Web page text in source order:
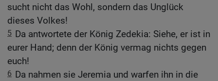
sucht nicht das Wohl, sondern das Unglück
dieses Volkes!
5 Da antwortete der König Zedekia: Siehe, er ist in
eurer Hand; denn der König vermag nichts gegen
euch!
6 Da nahmen sie Jeremia und warfen ihn in die